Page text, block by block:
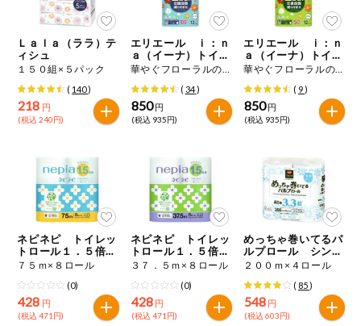
いつでも注文（毎週企画）
専門ショップサイト
コープしがのサービス
コープしがの情報サイト
ご利用ガイド
商品のリクエスト
アプリのダウンロード
PC版サイトを表示
切り花・仏花
ティッシュ・
トイレットペ
ーパー
衛生・生理用
品
洗濯・バス・
トイレ用品
住居・生活用
品
コスメ＆ボデ
ィケア
さけ さば ゼラチン 大豆
鶏肉 バナナ 豚肉
マカダミアナッツ やまいも
アレルゲン情報は、商品企画時の情報のため、ご使用前には
必ず商品パッケージの表示をご確認ください。
特定原材料に準ずるものは、お取引先から情報提供のあった
範囲でのお知らせです。
Ｌａｌａ（ララ）テ
ィシュ
１５０組×５パック
( 140)
218 円
(税込 240円)
エリエール ｉ：ｎ
ａ（イーナ）トイレ
ットティシュー ２華やぐフローラルの香り １００ｍ×１２ロール
( 34)
850 円
(税込 935円)
エリエール ｉ：ｎ
ａ（イーナ）トイレ
ットティシュー ２華やぐフローラルの香り ５０ｍ×１２ロール
( 9)
850円
(税込 935円)
ネピネピ トイレッ
トロール１．５倍
巻 シングル
７５ｍ×８ロール
(0)
428 円
(税込 471円)
ネピネピ トイレッ
トロール１．５倍
巻 ダブル
３７．５ｍ×８ロール
(0)
428 円
(税込 471円)
めっちゃ巻いてるパ
ルプロール シング
ル
２００ｍ×４ロール
( 85)
548 円
(税込 603円)